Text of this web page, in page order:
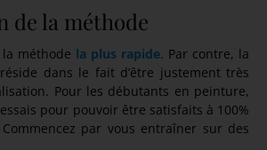
de la méthode
la méthode la plus rapide. Par contre, la
dans le fait d’être justement très
Pour les débutants en peinture,
pour pouvoir être satisfaits à 100%
par vous entraîner sur des